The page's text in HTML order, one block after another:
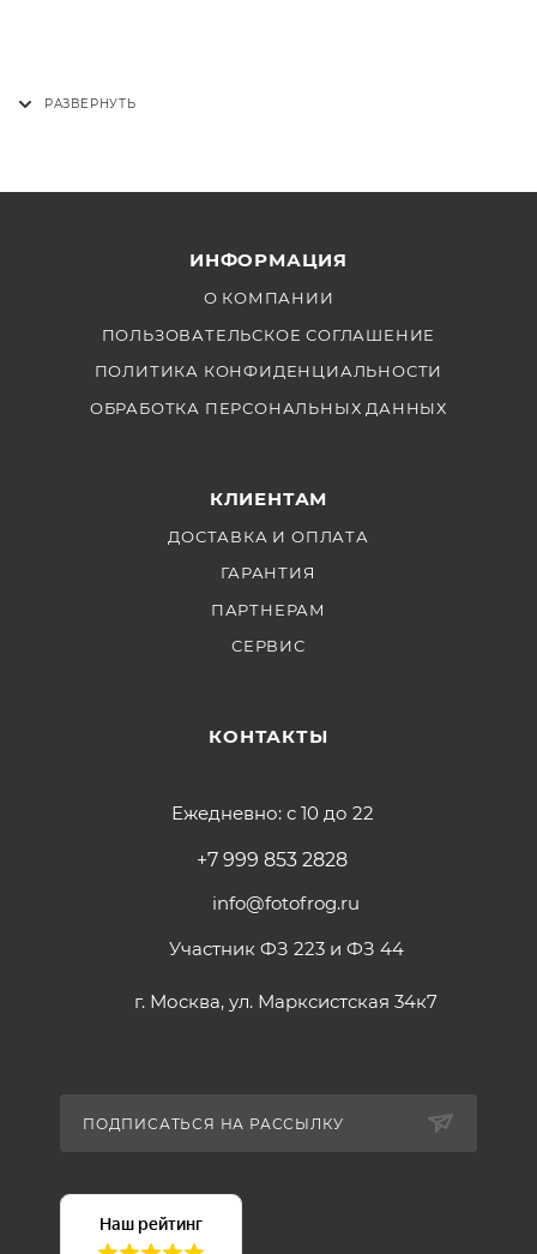
ИНФОРМАЦИЯ
О КОМПАНИИ
ПОЛЬЗОВАТЕЛЬСКОЕ СОГЛАШЕНИЕ
ПОЛИТИКА КОНФИДЕНЦИАЛЬНОСТИ
ОБРАБОТКА ПЕРСОНАЛЬНЫХ ДАННЫХ
КЛИЕНТАМ
ДОСТАВКА И ОПЛАТА
ГАРАНТИЯ
ПАРТНЕРАМ
СЕРВИС
КОНТАКТЫ
Ежедневно: с 10 до 22
+7 999 853 2828
info@fotofrog.ru
Участник ФЗ 223 и ФЗ 44
г. Москва, ул. Марксистская 34к7
ПОДПИСАТЬСЯ НА РАССЫЛКУ